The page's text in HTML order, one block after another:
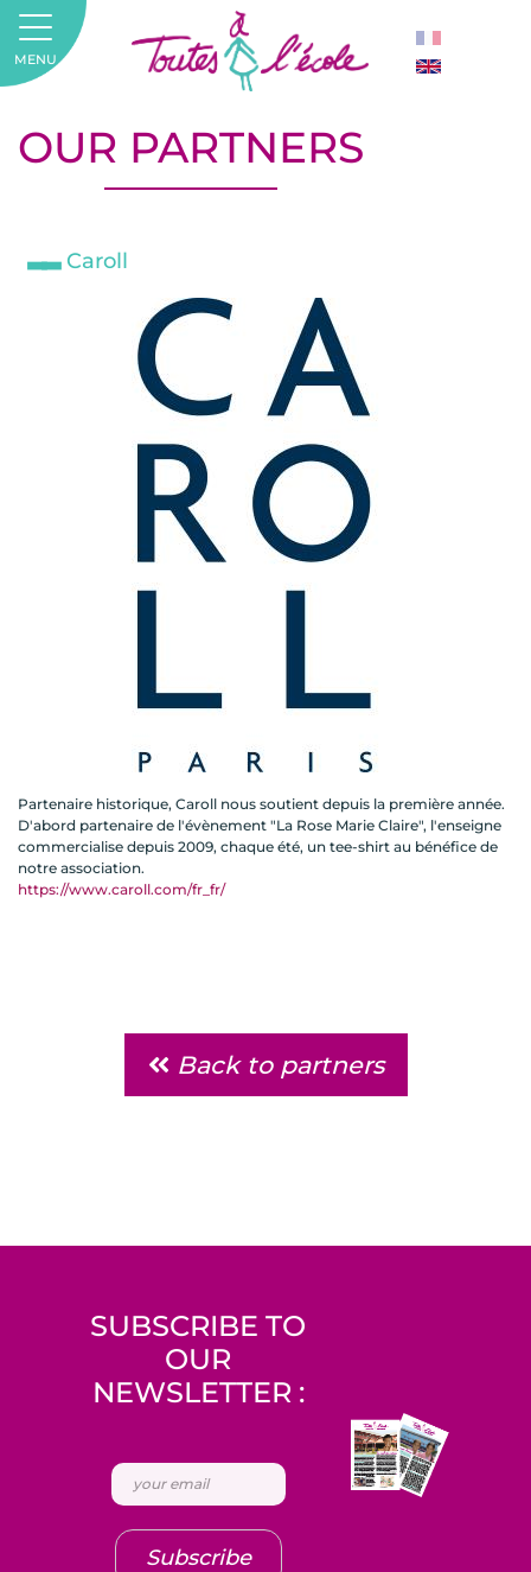
OUR PARTNERS
Caroll
Partenaire historique, Caroll nous soutient depuis la première année.
D'abord partenaire de l'évènement "La Rose Marie Claire", l'enseigne
commercialise depuis 2009, chaque été, un tee-shirt au bénéfice de
notre association.
https://www.caroll.com/fr_fr/
Back to partners
SUBSCRIBE TO
OUR
NEWSLETTER :
Subscribe
MENU